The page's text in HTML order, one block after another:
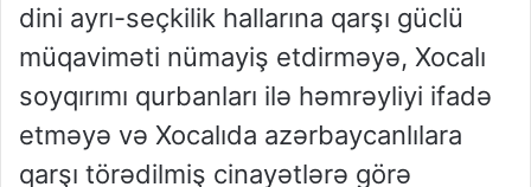
dini ayrı-seçkilik hallarına qarşı güclü
müqaviməti nümayiş etdirməyə, Xocalı
soyqırımı qurbanları ilə həmrəyliyi ifadə
etməyə və Xocalıda azərbaycanlılara
qarşı törədilmiş cinayətlərə görə